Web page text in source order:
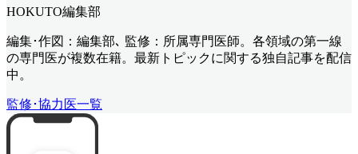
HOKUTO編集部
編集･作図：編集部､ 監修：所属専門医師。各領域の第一線
の専門医が複数在籍。最新トピックに関する独自記事を配信
中。
監修･協力医一覧